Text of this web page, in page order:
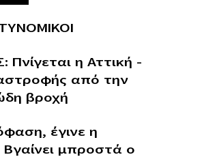
η Αττική –
από την
βροχή
έγινε η
μπροστά ο